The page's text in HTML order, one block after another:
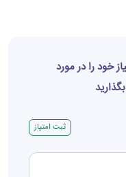
خود را در مورد
ثبت امتیاز